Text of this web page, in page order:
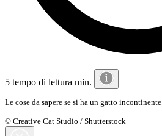
5 tempo di lettura min.
Le cose da sapere se si ha un gatto incontinente.
© Creative Cat Studio / Shutterstock